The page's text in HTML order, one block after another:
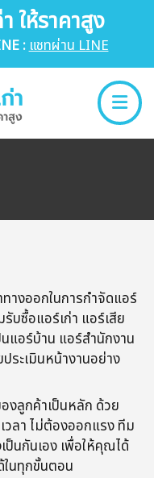
ให้ราคาสูง
:แชทผ่าน LINE
างออกในการกำจัดแอร์
รับซื้อแอร์เก่า แอร์เสีย
แอร์บ้าน แอร์สำนักงาน
ระเมินหน้างานอย่าง
งลูกค้าเป็นหลัก ด้วย
ลา ไม่ต้องออกแรง ทีม
นกันเอง เพื่อให้คุณได้
ในทุกขั้นตอน